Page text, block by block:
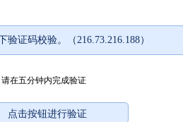
证码校验。（216.73.216.188）
请在五分钟内完成验证